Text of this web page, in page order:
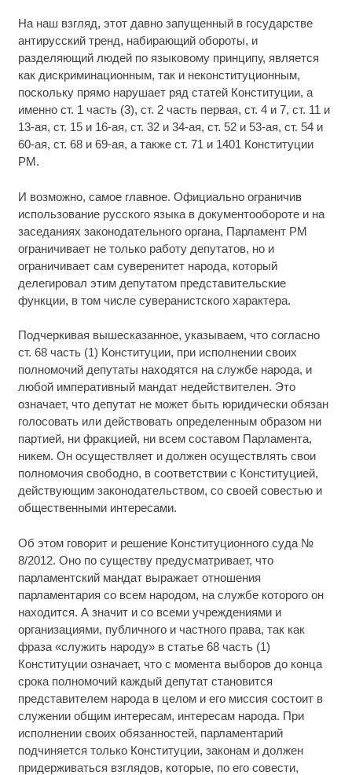
На наш взгляд, этот давно запущенный в государстве
антирусский тренд, набирающий обороты, и
разделяющий людей по языковому принципу, является
как дискриминационным, так и неконституционным,
поскольку прямо нарушает ряд статей Конституции, а
именно ст. 1 часть (3), ст. 2 часть первая, ст. 4 и 7, ст. 11 и
13-ая, ст. 15 и 16-ая, ст. 32 и 34-ая, ст. 52 и 53-ая, ст. 54 и
60-ая, ст. 68 и 69-ая, а также ст. 71 и 1401 Конституции
РМ.
И возможно, самое главное. Официально ограничив
использование русского языка в документообороте и на
заседаниях законодательного органа, Парламент РМ
ограничивает не только работу депутатов, но и
ограничивает сам суверенитет народа, который
делегировал этим депутатом представительские
функции, в том числе суверанистского характера.
Подчеркивая вышесказанное, указываем, что согласно
ст. 68 часть (1) Конституции, при исполнении своих
полномочий депутаты находятся на службе народа, и
любой императивный мандат недействителен. Это
означает, что депутат не может быть юридически обязан
голосовать или действовать определенным образом ни
партией, ни фракцией, ни всем составом Парламента,
никем. Он осуществляет и должен осуществлять свои
полномочия свободно, в соответствии с Конституцией,
действующим законодательством, со своей совестью и
общественными интересами.
Об этом говорит и решение Конституционного суда №
8/2012. Оно по существу предусматривает, что
парламентский мандат выражает отношения
парламентария со всем народом, на службе которого он
находится. А значит и со всеми учреждениями и
организациями, публичного и частного права, так как
фраза «служить народу» в статье 68 часть (1)
Конституции означает, что с момента выборов до конца
срока полномочий каждый депутат становится
представителем народа в целом и его миссия состоит в
служении общим интересам, интересам народа. При
исполнении своих обязанностей, парламентарий
подчиняется только Конституции, законам и должен
придерживаться взглядов, которые, по его совести,